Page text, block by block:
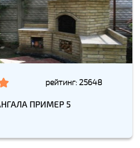
рейтинг: 25648
ПРИМЕР 5